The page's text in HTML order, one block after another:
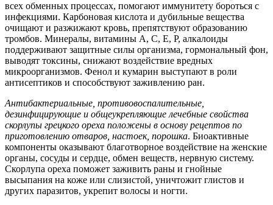
всех обменных процессах, помогают иммунитету бороться с
инфекциями. Карбоновая кислота и дубильные вещества
очищают и разжижают кровь, препятствуют образованию
тромбов. Минералы, витамины А, С, Е, Р, алкалоиды
поддерживают защитные силы организма, гормональный фон,
выводят токсины, снижают воздействие вредных
микроорганизмов. Фенол и кумарин выступают в роли
антисептиков и способствуют заживлению ран.
Антибактериальные, противовоспалительные,
дезинфицирующие и общеукрепляющие лечебные свойства
скорлупы грецкого ореха положены в основу рецептов по
приготовлению отваров, настоек, порошка. Биоактивные
компоненты оказывают благотворное воздействие на женские
органы, сосуды и сердце, обмен веществ, нервную систему.
Скорлупа ореха поможет заживить раны и гнойные
высыпания на коже или слизистой, уничтожит глистов и
других паразитов, укрепит волосы и ногти.